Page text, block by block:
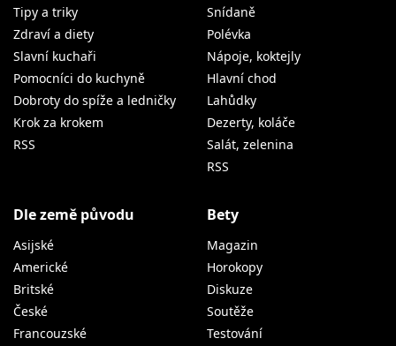
Tipy a triky
Zdraví a diety
Slavní kuchaři
Pomocníci do kuchyně
Dobroty do spíže a ledničky
Krok za krokem
RSS
Snídaně
Polévka
Nápoje, koktejly
Hlavní chod
Lahůdky
Dezerty, koláče
Salát, zelenina
RSS
Dle země původu
Asijské
Americké
Britské
České
Francouzské
Bety
Magazin
Horokopy
Diskuze
Soutěže
Testování